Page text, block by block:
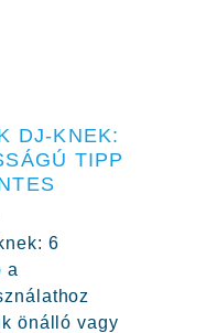
DJ-KNEK:
TIPP
6
a
önálló vagy